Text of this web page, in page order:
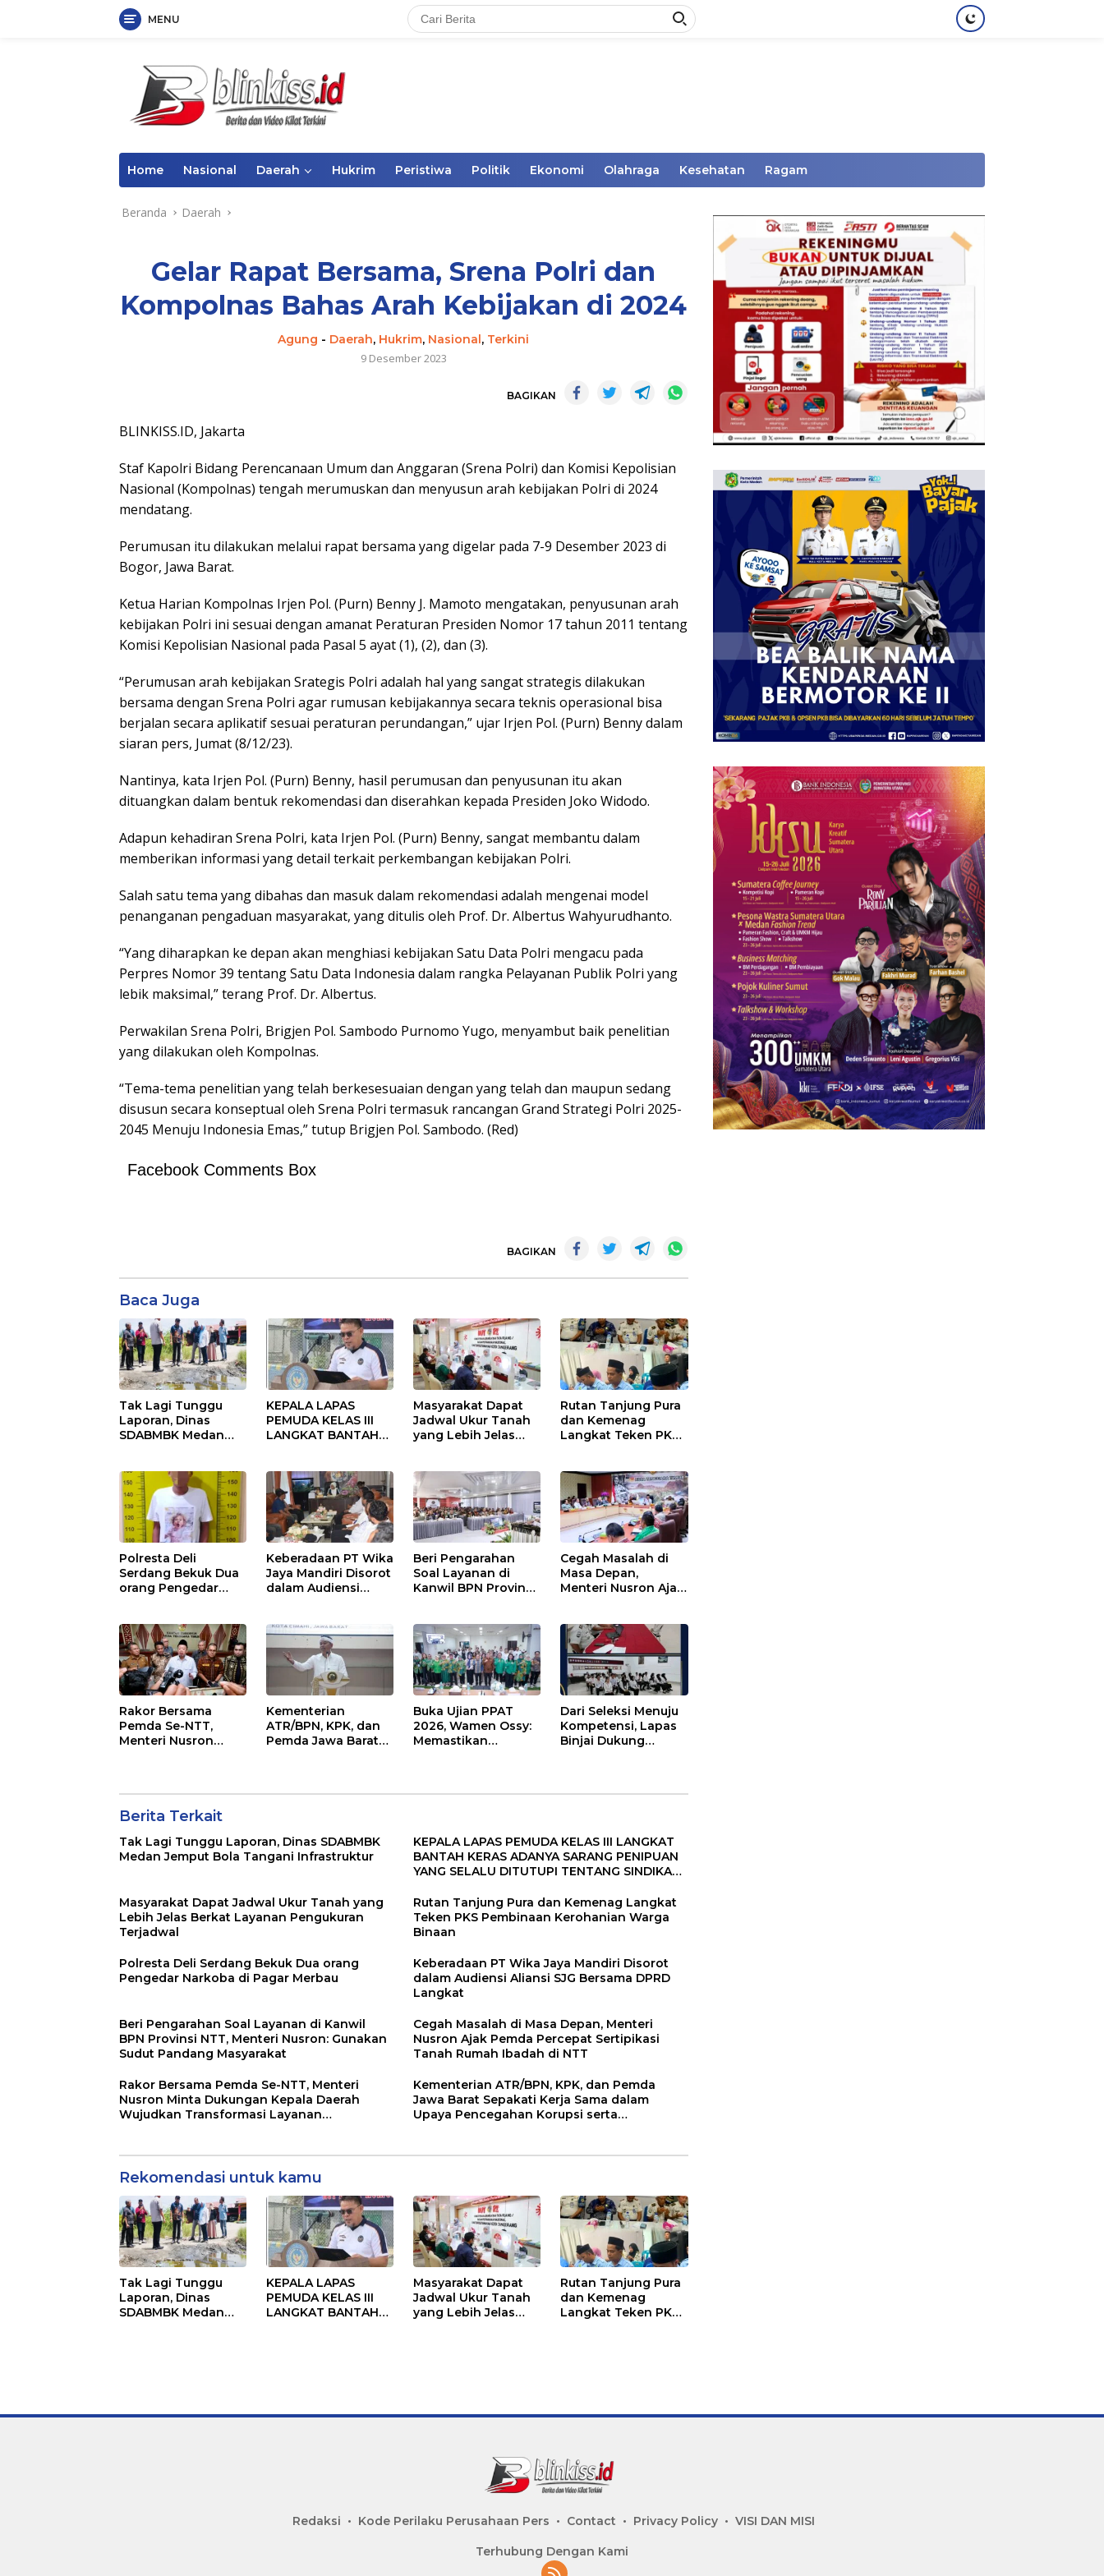
MENU
Home Nasional Daerah Hukrim Peristiwa Politik Ekonomi Olahraga Kesehatan Ragam
Beranda Daerah
Gelar Rapat Bersama, Srena Polri dan
Kompolnas Bahas Arah Kebijakan di 2024
Agung - Daerah, Hukrim, Nasional, Terkini
9 Desember 2023
BAGIKAN
BLINKISS.ID, Jakarta
Staf Kapolri Bidang Perencanaan Umum dan Anggaran (Srena Polri) dan Komisi Kepolisian
Nasional (Kompolnas) tengah merumuskan dan menyusun arah kebijakan Polri di 2024
mendatang.
Perumusan itu dilakukan melalui rapat bersama yang digelar pada 7-9 Desember 2023 di
Bogor, Jawa Barat.
Ketua Harian Kompolnas Irjen Pol. (Purn) Benny J. Mamoto mengatakan, penyusunan arah
kebijakan Polri ini sesuai dengan amanat Peraturan Presiden Nomor 17 tahun 2011 tentang
Komisi Kepolisian Nasional pada Pasal 5 ayat (1), (2), dan (3).
“Perumusan arah kebijakan Srategis Polri adalah hal yang sangat strategis dilakukan
bersama dengan Srena Polri agar rumusan kebijakannya secara teknis operasional bisa
berjalan secara aplikatif sesuai peraturan perundangan,” ujar Irjen Pol. (Purn) Benny dalam
siaran pers, Jumat (8/12/23).
Nantinya, kata Irjen Pol. (Purn) Benny, hasil perumusan dan penyusunan itu akan
dituangkan dalam bentuk rekomendasi dan diserahkan kepada Presiden Joko Widodo.
Adapun kehadiran Srena Polri, kata Irjen Pol. (Purn) Benny, sangat membantu dalam
memberikan informasi yang detail terkait perkembangan kebijakan Polri.
Salah satu tema yang dibahas dan masuk dalam rekomendasi adalah mengenai model
penanganan pengaduan masyarakat, yang ditulis oleh Prof. Dr. Albertus Wahyurudhanto.
“Yang diharapkan ke depan akan menghiasi kebijakan Satu Data Polri mengacu pada
Perpres Nomor 39 tentang Satu Data Indonesia dalam rangka Pelayanan Publik Polri yang
lebik maksimal,” terang Prof. Dr. Albertus.
Perwakilan Srena Polri, Brigjen Pol. Sambodo Purnomo Yugo, menyambut baik penelitian
yang dilakukan oleh Kompolnas.
“Tema-tema penelitian yang telah berkesesuaian dengan yang telah dan maupun sedang
disusun secara konseptual oleh Srena Polri termasuk rancangan Grand Strategi Polri 2025-
2045 Menuju Indonesia Emas,” tutup Brigjen Pol. Sambodo. (Red)
Facebook Comments Box
BAGIKAN
Baca Juga
Tak Lagi Tunggu
Laporan, Dinas
SDABMBK Medan
Infrastruktur
KEPALA LAPAS
PEMUDA KELAS III
LANGKAT BANTAH
YANG SELALU
DITUTUPI TENTANG
SINDIKAT PENIPU
PENJUALAN EMAS
Masyarakat Dapat
Jadwal Ukur Tanah
yang Lebih Jelas
Terjadwal
Rutan Tanjung Pura
dan Kemenag
Langkat Teken PKS
Binaan
Polresta Deli
Serdang Bekuk Dua
orang Pengedar
Keberadaan PT Wika
Jaya Mandiri Disorot
dalam Audiensi
Beri Pengarahan
Soal Layanan di
Kanwil BPN Provinsi
Sudut Pandang
Masyarakat
Cegah Masalah di
Masa Depan,
Menteri Nusron Ajak
Rumah Ibadah di
NTT
Rakor Bersama
Pemda Se-NTT,
Menteri Nusron
Transformasi
Layanan
Kementerian
ATR/BPN, KPK, dan
Pemda Jawa Barat
Korupsi serta
Buka Ujian PPAT
2026, Wamen Ossy:
Memastikan
Kompeten,
Dari Seleksi Menuju
Kompetensi, Lapas
Binjai Dukung
Berita Terkait
Tak Lagi Tunggu Laporan, Dinas SDABMBK
Medan Jemput Bola Tangani Infrastruktur
KEPALA LAPAS PEMUDA KELAS III LANGKAT
BANTAH KERAS ADANYA SARANG PENIPUAN
YANG SELALU DITUTUPI TENTANG SINDIKAT
Masyarakat Dapat Jadwal Ukur Tanah yang
Lebih Jelas Berkat Layanan Pengukuran
Terjadwal
Rutan Tanjung Pura dan Kemenag Langkat
Teken PKS Pembinaan Kerohanian Warga
Binaan
Polresta Deli Serdang Bekuk Dua orang
Pengedar Narkoba di Pagar Merbau
Keberadaan PT Wika Jaya Mandiri Disorot
dalam Audiensi Aliansi SJG Bersama DPRD
Langkat
Beri Pengarahan Soal Layanan di Kanwil
BPN Provinsi NTT, Menteri Nusron: Gunakan
Sudut Pandang Masyarakat
Cegah Masalah di Masa Depan, Menteri
Nusron Ajak Pemda Percepat Sertipikasi
Tanah Rumah Ibadah di NTT
Rakor Bersama Pemda Se-NTT, Menteri
Nusron Minta Dukungan Kepala Daerah
Wujudkan Transformasi Layanan
Kementerian ATR/BPN, KPK, dan Pemda
Jawa Barat Sepakati Kerja Sama dalam
Upaya Pencegahan Korupsi serta
Rekomendasi untuk kamu
Tak Lagi Tunggu
Laporan, Dinas
SDABMBK Medan
KEPALA LAPAS
PEMUDA KELAS III
LANGKAT BANTAH
Masyarakat Dapat
Jadwal Ukur Tanah
yang Lebih Jelas
Rutan Tanjung Pura
dan Kemenag
Langkat Teken PKS
Redaksi Kode Perilaku Perusahaan Pers Contact Privacy Policy VISI DAN MISI
Terhubung Dengan Kami